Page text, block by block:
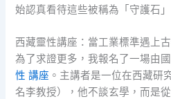
始認真看待這些被稱為「守護石
西藏靈性講座：當工業標準遇上
為了求證更多，我報名了一場由
性 講座 。主講者是一位在西藏研
名李教授），他不談玄學，而是